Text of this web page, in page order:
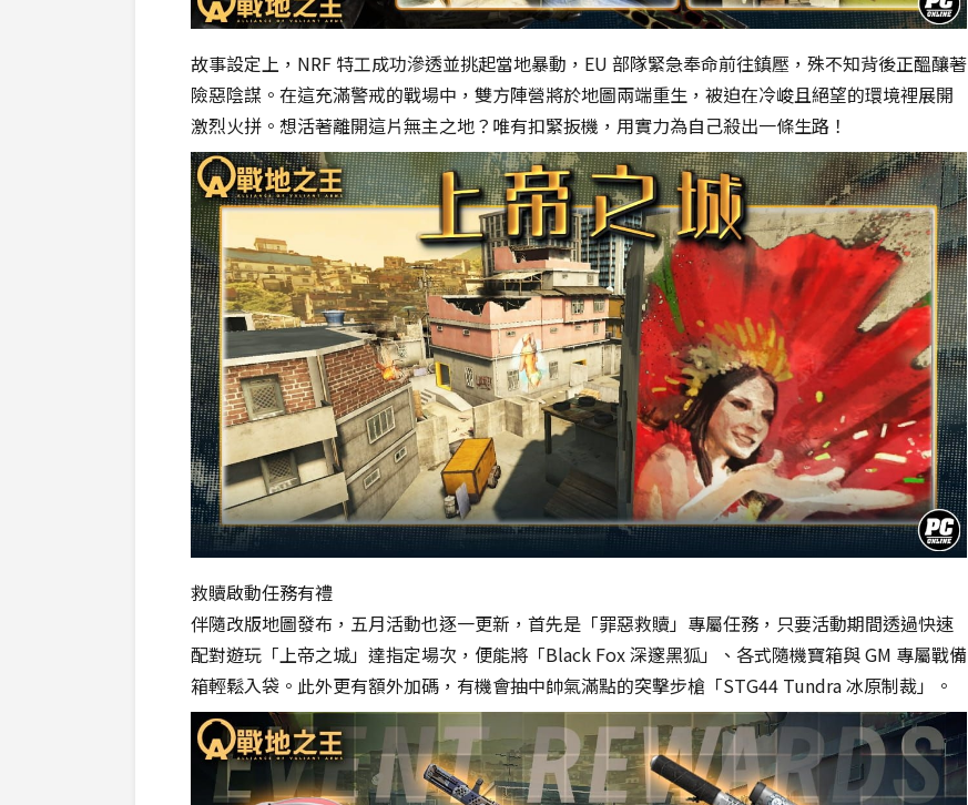
故事設定上，NRF 特工成功滲透並挑起當地暴動，EU 部隊緊急奉命前往鎮壓，殊不知背後正醞釀著
險惡陰謀。在這充滿警戒的戰場中，雙方陣營將於地圖兩端重生，被迫在冷峻且絕望的環境裡展開
激烈火拼。想活著離開這片無主之地？唯有扣緊扳機，用實力為自己殺出一條生路！
救贖啟動任務有禮
伴隨改版地圖發布，五月活動也逐一更新，首先是「罪惡救贖」專屬任務，只要活動期間透過快速
配對遊玩「上帝之城」達指定場次，便能將「Black Fox 深邃黑狐」、各式隨機寶箱與 GM 專屬戰備
箱輕鬆入袋。此外更有額外加碼，有機會抽中帥氣滿點的突擊步槍「STG44 Tundra 冰原制裁」。
資
傳
輸
中…
請
勿
關
閉
視
窗，
以
避
免
失
敗！
Transferring
data…
Please
do
not
close
the
avoid
failure!